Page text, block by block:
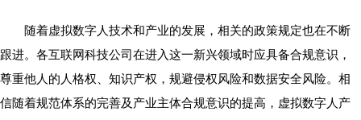
随着虚拟数字人技术和产业的发展，相关的政策规定也在不断
跟进。各互联网科技公司在进入这一新兴领域时应具备合规意识，
尊重他人的人格权、知识产权，规避侵权风险和数据安全风险。相
信随着规范体系的完善及产业主体合规意识的提高，虚拟数字人产